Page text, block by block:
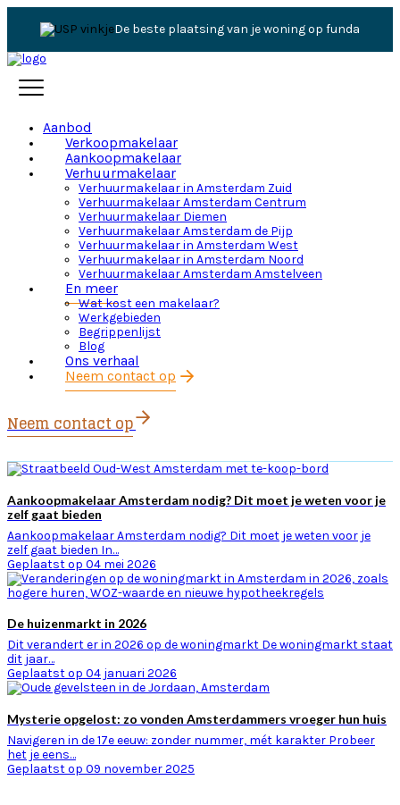
De beste plaatsing van je woning op funda
Aanbod
Verkoopmakelaar
Aankoopmakelaar
Verhuurmakelaar
Verhuurmakelaar in Amsterdam Zuid
Verhuurmakelaar Amsterdam Centrum
Verhuurmakelaar Diemen
Verhuurmakelaar Amsterdam de Pijp
Verhuurmakelaar in Amsterdam West
Verhuurmakelaar in Amsterdam Noord
Verhuurmakelaar Amsterdam Amstelveen
En meer
Wat kost een makelaar?
Werkgebieden
Begrippenlijst
Blog
Ons verhaal
Neem contact op
Neem contact op
Aankoopmakelaar Amsterdam nodig? Dit moet je weten voor je
zelf gaat bieden
Aankoopmakelaar Amsterdam nodig? Dit moet je weten voor je
zelf gaat bieden In…
Geplaatst op 04 mei 2026
De huizenmarkt in 2026
Dit verandert er in 2026 op de woningmarkt De woningmarkt staat
dit jaar…
Geplaatst op 04 januari 2026
Mysterie opgelost: zo vonden Amsterdammers vroeger hun huis
Navigeren in de 17e eeuw: zonder nummer, mét karakter Probeer
het je eens…
Geplaatst op 09 november 2025